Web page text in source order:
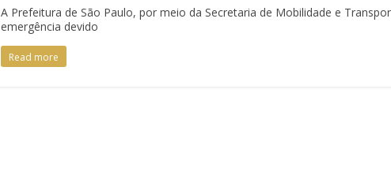
A Prefeitura de São Paulo, por meio da Secretaria de Mobilidade e
emergência devido
Read more